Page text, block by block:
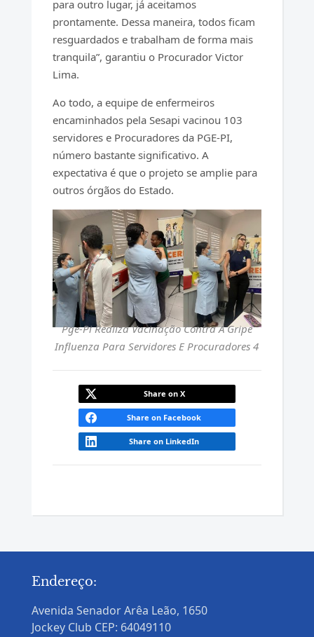
para outro lugar, já aceitamos
prontamente. Dessa maneira, todos ficam
resguardados e trabalham de forma mais
tranquila”, garantiu o Procurador Victor
Lima.
Ao todo, a equipe de enfermeiros
encaminhados pela Sesapi vacinou 103
servidores e Procuradores da PGE-PI,
número bastante significativo. A
expectativa é que o projeto se amplie para
outros órgãos do Estado.
Pge-Pi Realiza Vacinação Contra A Gripe
Influenza Para Servidores E Procuradores 4
Share on X
Share on Facebook
Share on LinkedIn
Endereço:
Avenida Senador Arêa Leão, 1650
Jockey Club CEP: 64049110